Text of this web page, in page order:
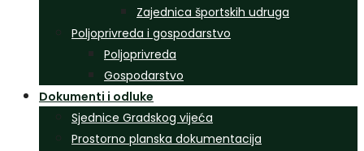
Zajednica športskih udruga
Poljoprivreda i gospodarstvo
Poljoprivreda
Gospodarstvo
Dokumenti i odluke
Sjednice Gradskog vijeća
Prostorno planska dokumentacija